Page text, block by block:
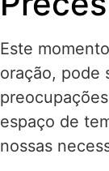
Este
oração, pode
espaço de
nossas